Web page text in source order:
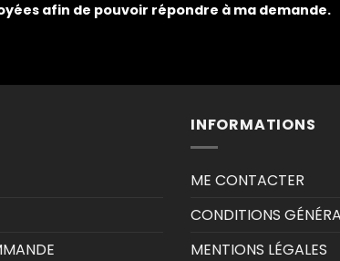
afin de pouvoir répondre à ma demande.
INFORMATIONS
ME CONTACTER
CONDITIONS
MENTIONS LÉGALES